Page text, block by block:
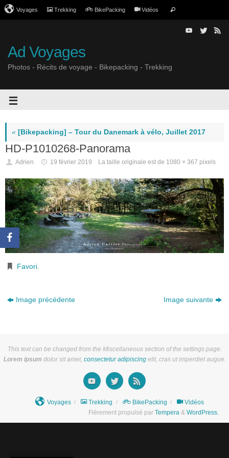
Voyages Trekking BikePacking Vidéos
Ad Voyages
Photos - Récits de voyage - Bikepacking - Trekking
« [Bikepacking] – Tour du Danemark à vélo, Juillet 2017
HD-P1010268-Panorama
Adrien 19 février 2019 La taille originale est de 1080 × 367 pixels
Favori.
Image précédente Image suivante
This text can be changed from the Miscellaneous section of the settings page.
Lorem ipsum dolor sit amet, consectetur adipiscingelit, cras ut imperdiet augue.
Voyages Trekking BikePacking
Vidéos
Fièrement propulsé par Tempera & WordPress.